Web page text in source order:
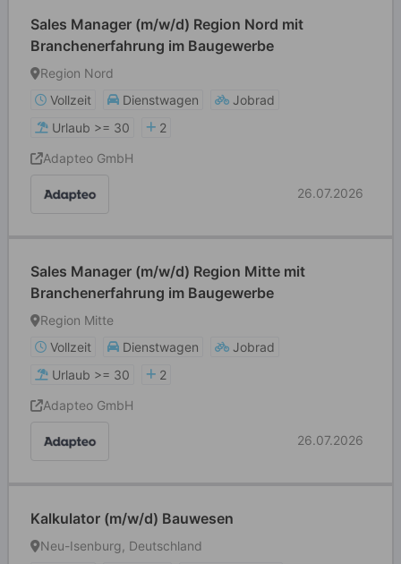
Sales Manager (m/w/d) Region Nord mit
Branchenerfahrung im Baugewerbe
Region Nord
Vollzeit
Dienstwagen
Jobrad
Urlaub >= 30
2
Adapteo GmbH
26.07.2026
Sales Manager (m/w/d) Region Mitte mit
Branchenerfahrung im Baugewerbe
Region Mitte
Vollzeit
Dienstwagen
Jobrad
Urlaub >= 30
2
Adapteo GmbH
26.07.2026
Kalkulator (m/w/d) Bauwesen
Neu-Isenburg, Deutschland